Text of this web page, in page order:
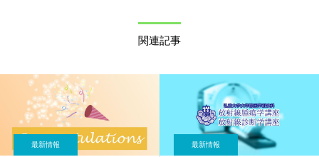
関連記事
最新情報 最新情報